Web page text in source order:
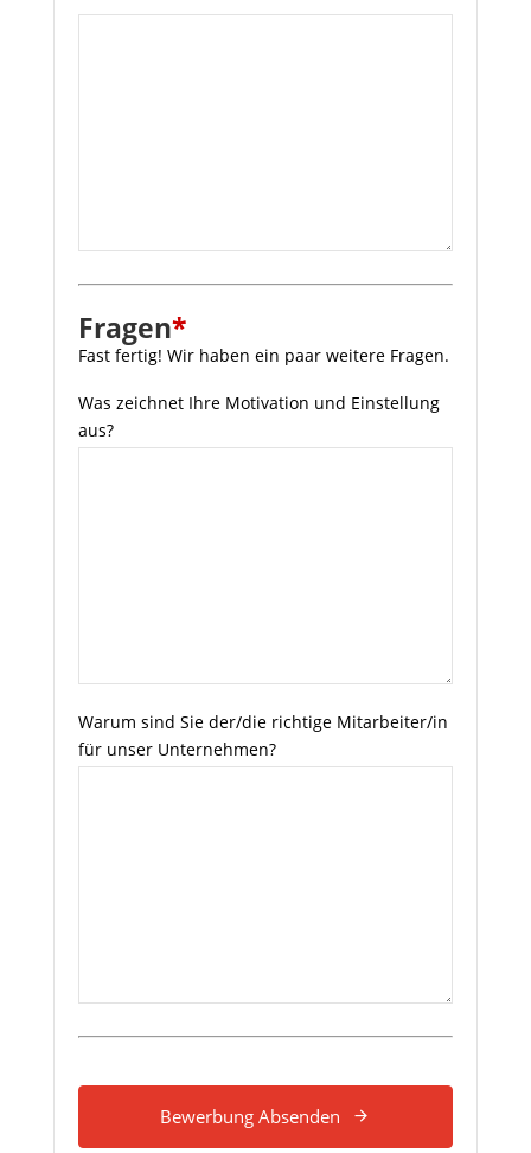
Fragen*
Fast fertig! Wir haben ein paar weitere Fragen.
Was zeichnet Ihre Motivation und Einstellung
aus?
Warum sind Sie der/die richtige Mitarbeiter/in
für unser Unternehmen?
Bewerbung Absenden